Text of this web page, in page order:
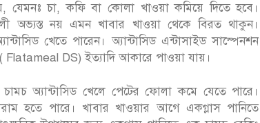
যেমনঃ চা, কফি বা কোলা খাওয়া কমিয়ে দিতে হবে।
অভ্যস্ত নয় এমন খাবার খাওয়া থেকে বিরত থাকুন।
খেতে পারেন। অ্যান্টাসিড এন্টাসাইড সাস্পেনশন
DS) ইত্যাদি আকারে পাওয়া যায়।
অ্যান্টাসিড খেলে পেটের ফোলা কমে যেতে পারে।
হতে পারে। খাবার খাওয়ার আগে একগ্লাস পানিতে